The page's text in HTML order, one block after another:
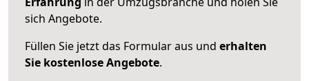
sich Angebote.
Füllen Sie jetzt das Formular aus und erhalten
Sie kostenlose Angebote.